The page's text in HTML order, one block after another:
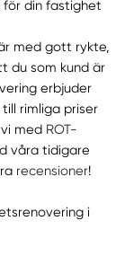
din fastighet
med gott rykte,
du som kund är
erbjuder
rimliga priser
med ROT-
våra tidigare
recensioner!
i